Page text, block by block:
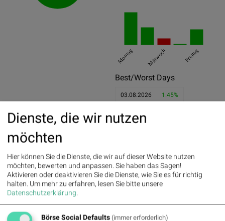
Montag Mittwoch Freitag
Best/Worst Days
03.08.2026 1.45%
06.08.2026 0.05%
07.08.2026
Pics
Dienste, die wir nutzen
möchten
Hier können Sie die Dienste, die wir auf dieser Website nutzen
möchten, bewerten und anpassen. Sie haben das Sagen!
Aktivieren oder deaktivieren Sie die Dienste, wie Sie es für richtig
halten. Um mehr zu erfahren, lesen Sie bitte unsere
Datenschutzerklärung.
Börse Social Defaults (immer erforderlich)